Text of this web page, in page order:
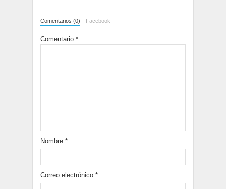
Comentarios (0) Facebook
Comentario *
Nombre *
Correo electrónico *